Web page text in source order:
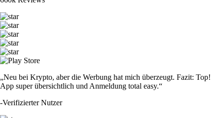
„Neu bei Krypto, aber die Werbung hat mich überzeugt. Fazit: Top!
App super übersichtlich und Anmeldung total easy.“
-Verifizierter Nutzer